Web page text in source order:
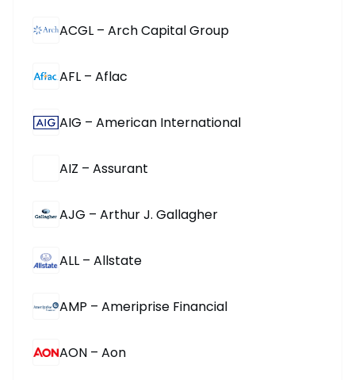
ACGL – Arch Capital Group
AFL – Aflac
AIG – American International
AIZ – Assurant
AJG – Arthur J. Gallagher
ALL – Allstate
AMP – Ameriprise Financial
AON – Aon